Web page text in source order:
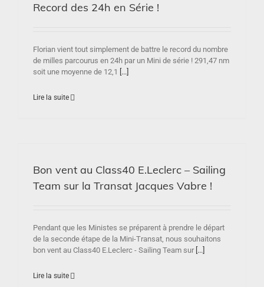
Record des 24h en Série !
Florian vient tout simplement de battre le record du nombre
de milles parcourus en 24h par un Mini de série ! 291,47 nm
soit une moyenne de 12,1 [...]
Lire la suite
Bon vent au Class40 E.Leclerc – Sailing
Team sur la Transat Jacques Vabre !
Pendant que les Ministes se préparent à prendre le départ
de la seconde étape de la Mini-Transat, nous souhaitons
bon vent au Class40 E.Leclerc - Sailing Team sur [...]
Lire la suite